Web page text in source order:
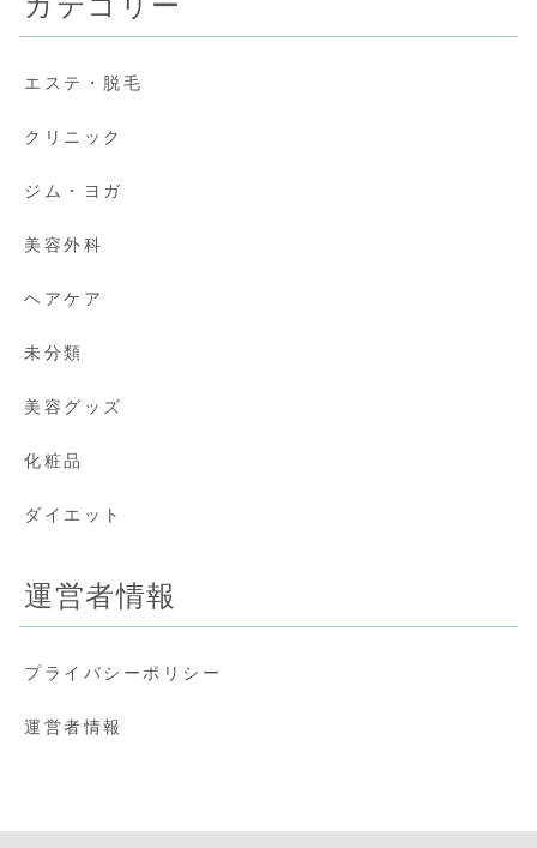
エステ・脱毛
クリニック
ジム・ヨガ
美容外科
ヘアケア
未分類
美容グッズ
化粧品
ダイエット
運営者情報
プライバシーポリシー
運営者情報